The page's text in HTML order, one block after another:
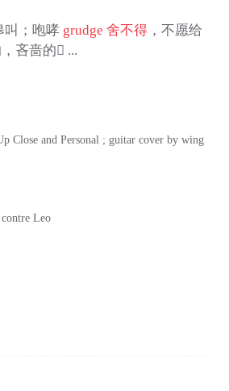
叫；咆哮 grudge 舍不得，不愿给
吝啬的 ...
Close and Personal ; guitar cover by wing
Leo